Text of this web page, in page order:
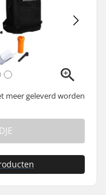
meer geleverd worden